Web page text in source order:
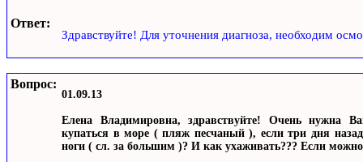
Ответ:
Здравствуйте! Для уточнения диагноза, необходим
Вопрос:
01.09.13
Елена Владимировна, здравствуйте! Очень нужна
купаться в море ( пляж песчаный ), если три дня
ноги ( сл. за большим )? И как ухаживать??? Если